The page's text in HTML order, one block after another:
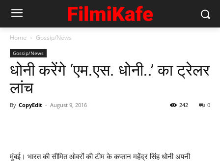
Home Gossip/News
Gossip/News
धोनी करेंगे ‘एम.एस. धोनी..’ का ट्रेलर
लांच
By CopyEdit - August 9, 2016 0
242
मुंबई। भारत की सीमित ओवरों की टीम के कप्तान महेंद्र सिंह धोनी अपनी